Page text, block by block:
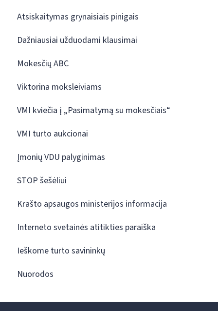
Atsiskaitymas grynaisiais pinigais
Dažniausiai užduodami klausimai
Mokesčių ABC
Viktorina moksleiviams
VMI kviečia į „Pasimatymą su mokesčiais“
VMI turto aukcionai
Įmonių VDU palyginimas
STOP šešėliui
Krašto apsaugos ministerijos informacija
Interneto svetainės atitikties paraiška
Ieškome turto savininkų
Nuorodos